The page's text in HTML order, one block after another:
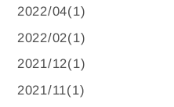
2022/04(1)
2022/02(1)
2021/12(1)
2021/11(1)